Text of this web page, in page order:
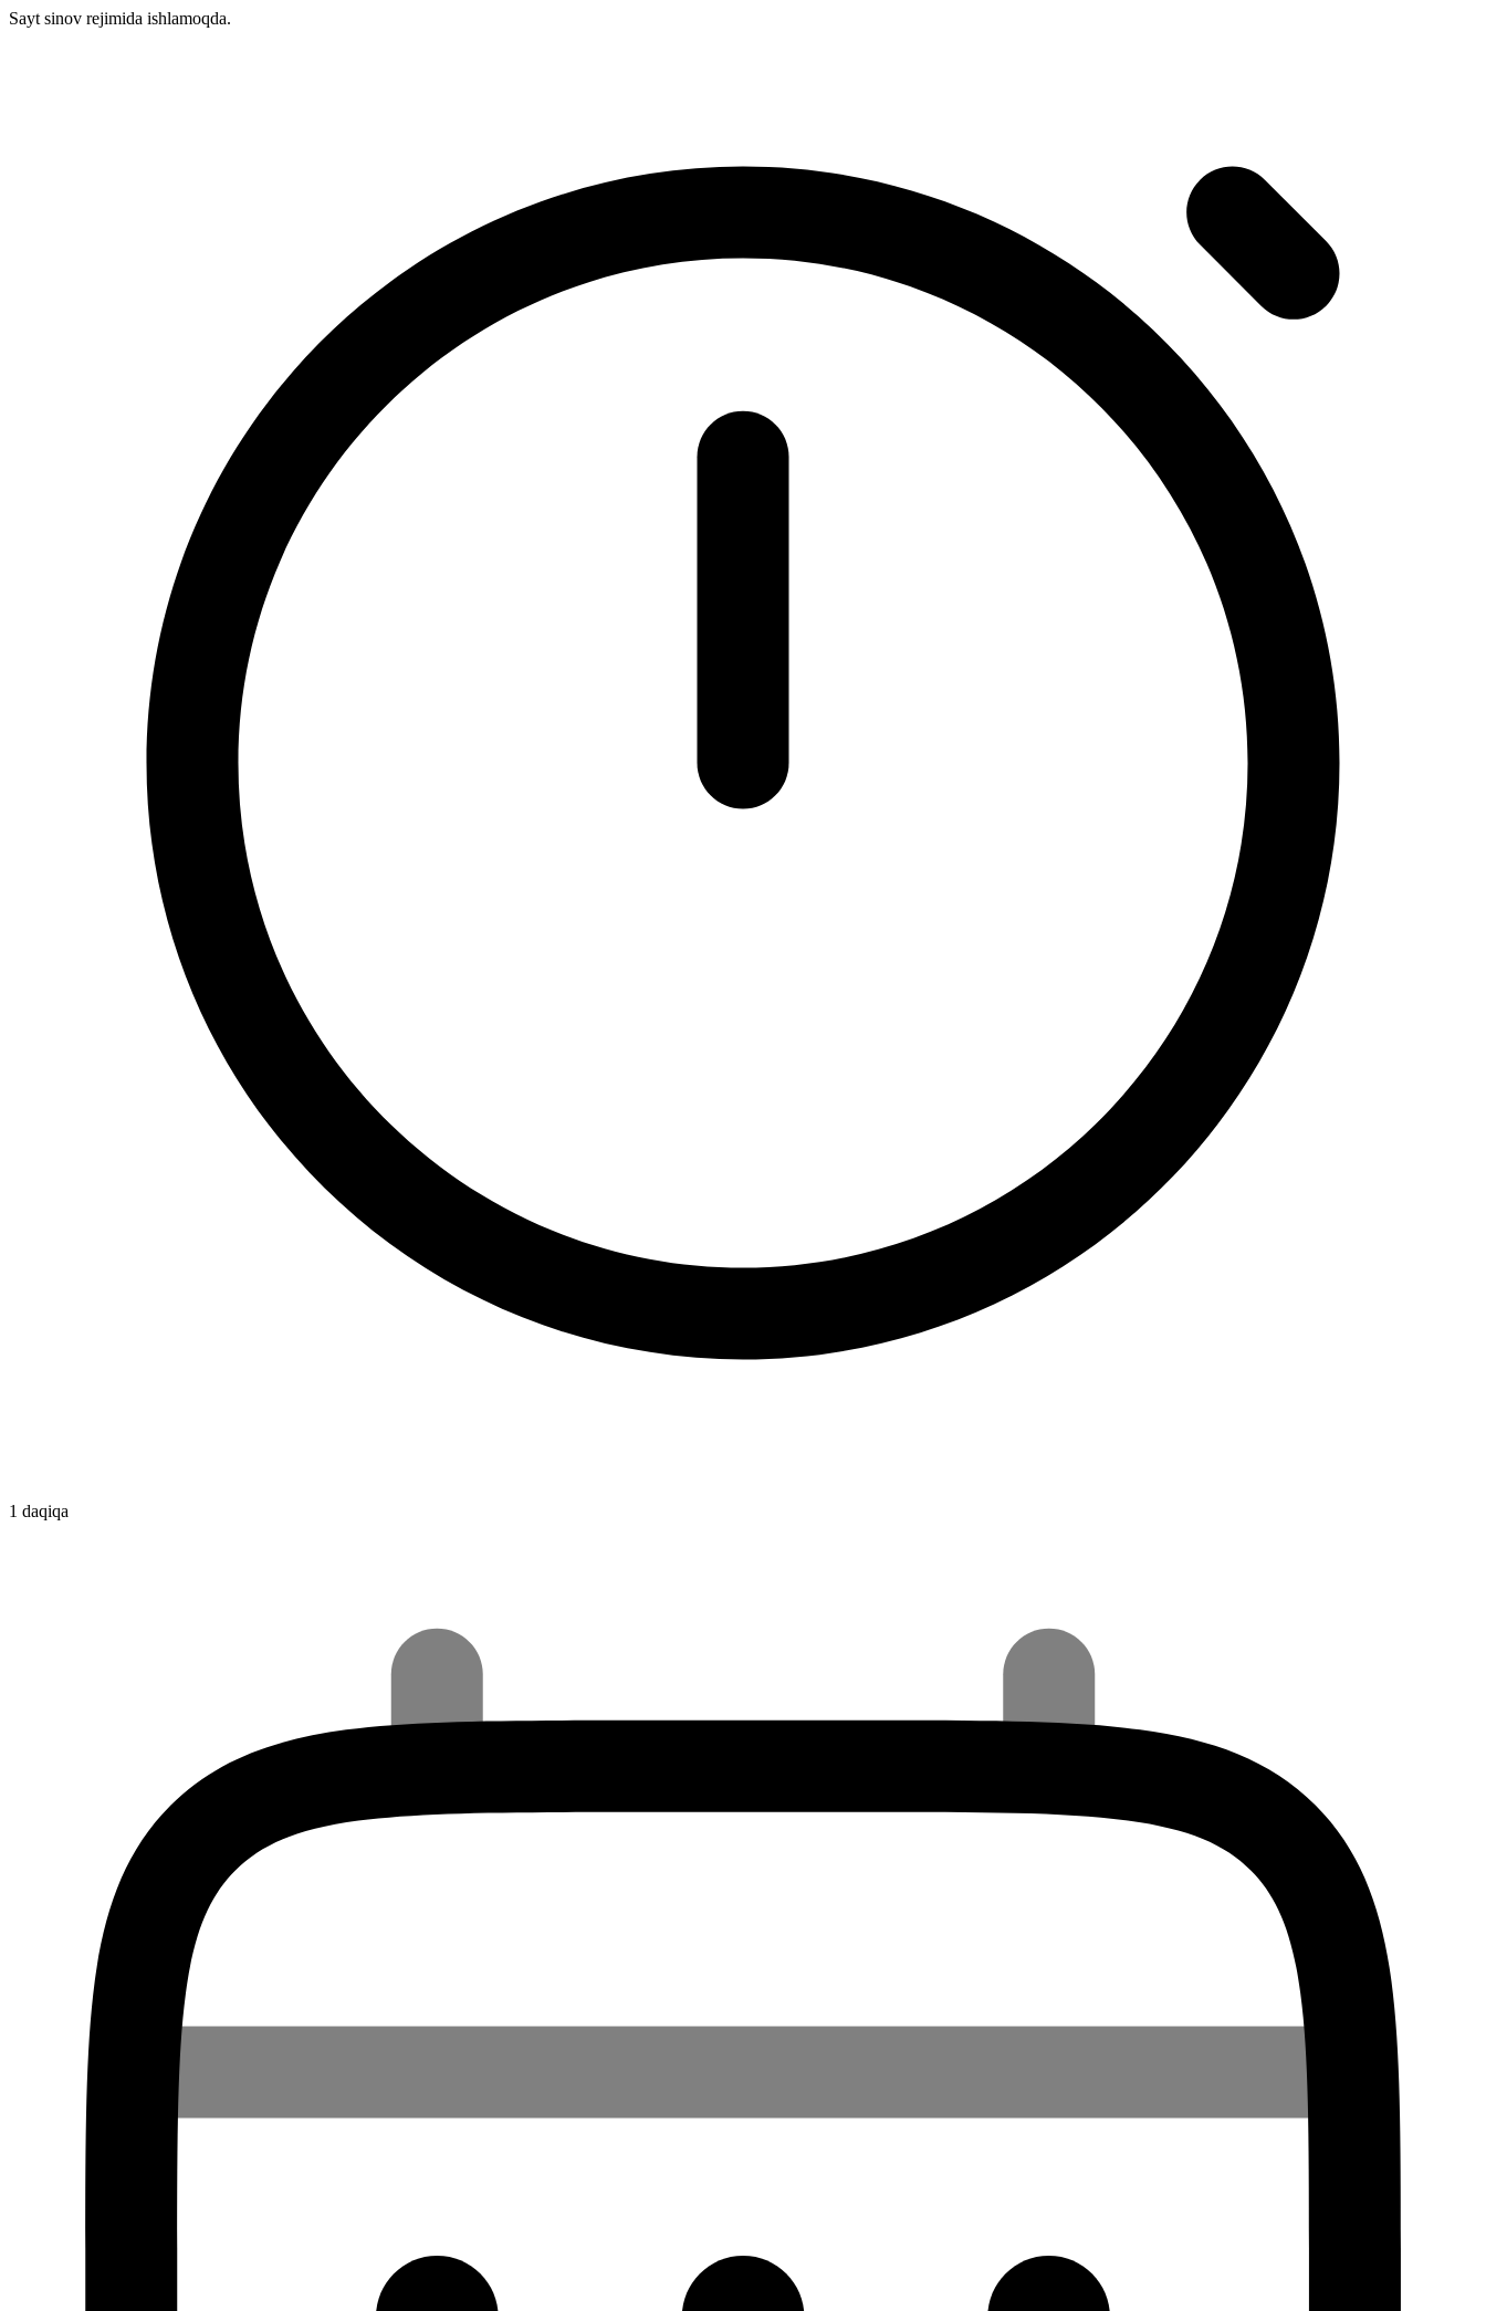
Sayt sinov rejimida ishlamoqda.
1 daqiqa